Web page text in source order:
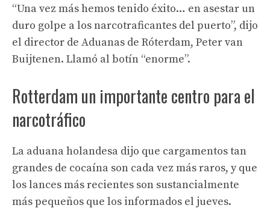
“Una vez más hemos tenido éxito… en asestar un
duro golpe a los narcotraficantes del puerto”, dijo
el director de Aduanas de Róterdam, Peter van
Buijtenen. Llamó al botín “enorme”.
Rotterdam un importante centro para el
narcotráfico
La aduana holandesa dijo que cargamentos tan
grandes de cocaína son cada vez más raros, y que
los lances más recientes son sustancialmente
más pequeños que los informados el jueves.